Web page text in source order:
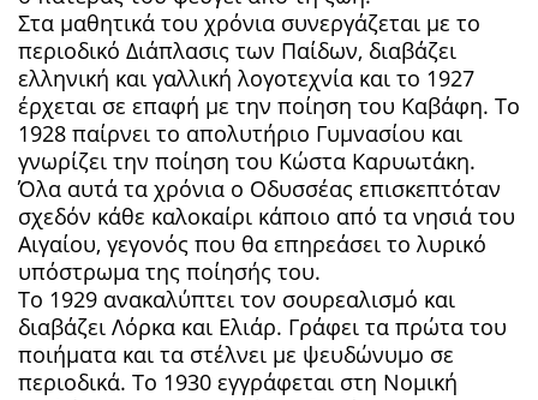
Στα μαθητικά του χρόνια συνεργάζεται με το
περιοδικό Διάπλασις των Παίδων, διαβάζει
ελληνική και γαλλική λογοτεχνία και το 1927
έρχεται σε επαφή με την ποίηση του Καβάφη. Το
1928 παίρνει το απολυτήριο Γυμνασίου και
γνωρίζει την ποίηση του Κώστα Καρυωτάκη.
Όλα αυτά τα χρόνια ο Οδυσσέας επισκεπτόταν
σχεδόν κάθε καλοκαίρι κάποιο από τα νησιά του
Αιγαίου, γεγονός που θα επηρεάσει το λυρικό
υπόστρωμα της ποίησής του.
Το 1929 ανακαλύπτει τον σουρεαλισμό και
διαβάζει Λόρκα και Ελιάρ. Γράφει τα πρώτα του
ποιήματα και τα στέλνει με ψευδώνυμο σε
περιοδικά. Το 1930 εγγράφεται στη Νομική